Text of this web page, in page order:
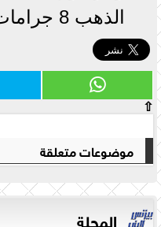
الذهب 8 جرامات من عيار 21.
⇧
موضوعات متعلقة
المجلة